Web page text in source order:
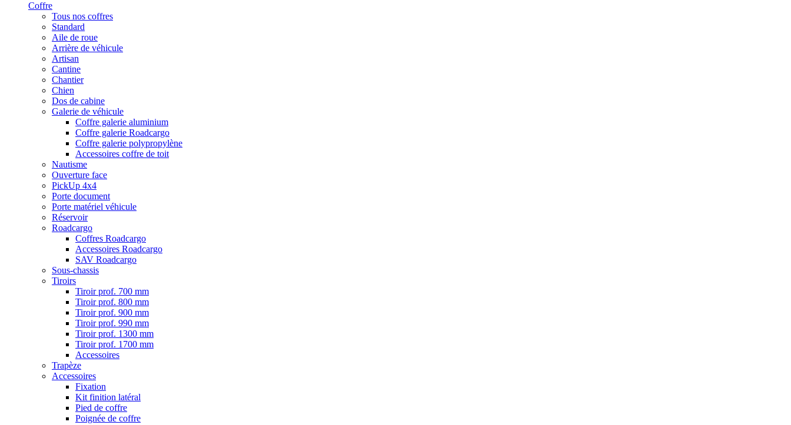
Coffre
Tous nos coffres
Standard
Aile de roue
Arrière de véhicule
Artisan
Cantine
Chantier
Chien
Dos de cabine
Galerie de véhicule
Coffre galerie aluminium
Coffre galerie Roadcargo
Coffre galerie polypropylène
Accessoires coffre de toit
Nautisme
Ouverture face
PickUp 4x4
Porte document
Porte matériel véhicule
Réservoir
Roadcargo
Coffres Roadcargo
Accessoires Roadcargo
SAV Roadcargo
Sous-chassis
Tiroirs
Tiroir prof. 700 mm
Tiroir prof. 800 mm
Tiroir prof. 900 mm
Tiroir prof. 990 mm
Tiroir prof. 1300 mm
Tiroir prof. 1700 mm
Accessoires
Trapèze
Accessoires
Fixation
Kit finition latéral
Pied de coffre
Poignée de coffre